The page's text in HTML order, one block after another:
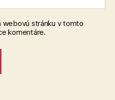
webovú stránku v tomto
komentáre.